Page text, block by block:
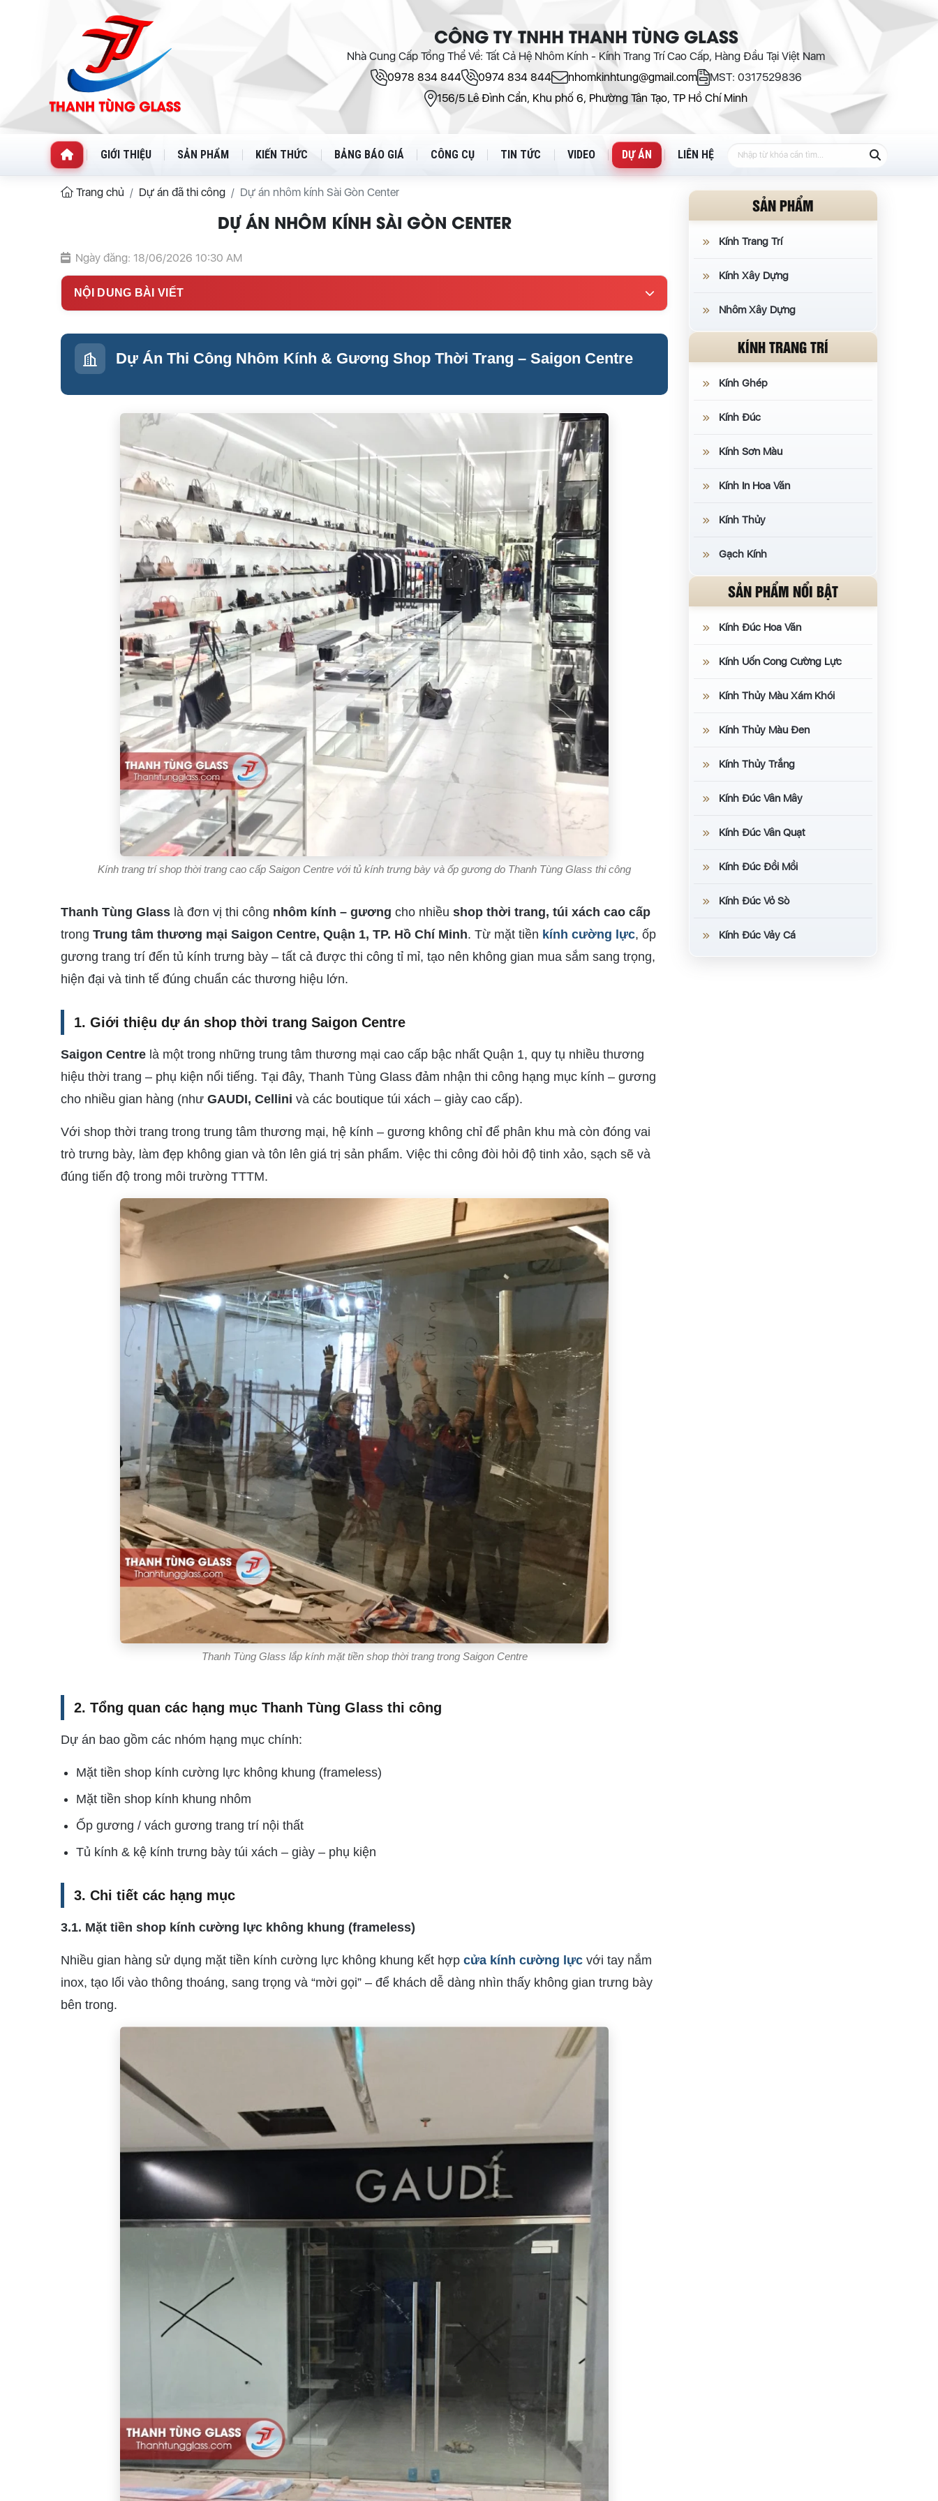
CÔNG TY TNHH THANH TÙNG GLASS
Nhà Cung Cấp Tổng Thể Về: Tất Cả Hệ Nhôm Kính - Kính Trang Trí Cao Cấp, Hàng Đầu Tại Việt Nam
0978 834 844
0974 834 844 nhomkinhtung@gmail.com
MST: 0317529836
156/5 Lê Đình Cẩn, Khu phố 6, Phường Tân Tạo, TP Hồ Chí Minh
GIỚI THIỆU SẢN PHẨM KIẾN THỨC BẢNG BÁO GIÁ CÔNG CỤ TIN TỨC VIDEO DỰ ÁN LIÊN HỆ
Trang chủ Dự án đã thi công Dự án nhôm kính Sài Gòn Center
DỰ ÁN NHÔM KÍNH SÀI GÒN CENTER
Ngày đăng: 18/06/2026 10:30 AM
NỘI DUNG BÀI VIẾT
Dự Án Thi Công Nhôm Kính & Gương Shop Thời Trang – Saigon Centre
Kính trang trí shop thời trang cao cấp Saigon Centre với tủ kính trưng bày và ốp gương do Thanh Tùng Glass thi công
Thanh Tùng Glass là đơn vị thi công nhôm kính – gương cho nhiều shop thời trang, túi xách cao cấp
trong Trung tâm thương mại Saigon Centre, Quận 1, TP. Hồ Chí Minh. Từ mặt tiền kính cường lực, ốp
gương trang trí đến tủ kính trưng bày – tất cả được thi công tỉ mỉ, tạo nên không gian mua sắm sang trọng,
hiện đại và tinh tế đúng chuẩn các thương hiệu lớn.
1. Giới thiệu dự án shop thời trang Saigon Centre
Saigon Centre là một trong những trung tâm thương mại cao cấp bậc nhất Quận 1, quy tụ nhiều thương
hiệu thời trang – phụ kiện nổi tiếng. Tại đây, Thanh Tùng Glass đảm nhận thi công hạng mục kính – gương
cho nhiều gian hàng (như GAUDI, Cellini và các boutique túi xách – giày cao cấp).
Với shop thời trang trong trung tâm thương mại, hệ kính – gương không chỉ để phân khu mà còn đóng vai
trò trưng bày, làm đẹp không gian và tôn lên giá trị sản phẩm. Việc thi công đòi hỏi độ tinh xảo, sạch sẽ và
đúng tiến độ trong môi trường TTTM.
Thanh Tùng Glass lắp kính mặt tiền shop thời trang trong Saigon Centre
2. Tổng quan các hạng mục Thanh Tùng Glass thi công
Dự án bao gồm các nhóm hạng mục chính:
Mặt tiền shop kính cường lực không khung (frameless)
Mặt tiền shop kính khung nhôm
Ốp gương / vách gương trang trí nội thất
Tủ kính & kệ kính trưng bày túi xách – giày – phụ kiện
3. Chi tiết các hạng mục
3.1. Mặt tiền shop kính cường lực không khung (frameless)
Nhiều gian hàng sử dụng mặt tiền kính cường lực không khung kết hợp cửa kính cường lực với tay nắm
inox, tạo lối vào thông thoáng, sang trọng và “mời gọi” – để khách dễ dàng nhìn thấy không gian trưng bày
bên trong.
SẢN PHẨM
Kính Trang Trí
Kính Xây Dựng
Nhôm Xây Dựng
KÍNH TRANG TRÍ
Kính Ghép
Kính Đúc
Kính Sơn Màu
Kính In Hoa Văn
Kính Thủy
Gạch Kính
SẢN PHẨM NỔI BẬT
Kính Đúc Hoa Văn
Kính Uốn Cong Cường Lực
Kính Thủy Màu Xám Khói
Kính Thủy Màu Đen
Kính Thủy Trắng
Kính Đúc Vân Mây
Kính Đúc Vân Quạt
Kính Đúc Đồi Mồi
Kính Đúc Vỏ Sò
Kính Đúc Vảy Cá